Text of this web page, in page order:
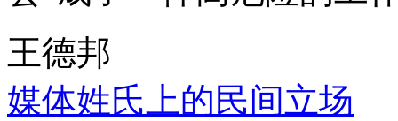
王德邦
媒体姓氏上的民间立场